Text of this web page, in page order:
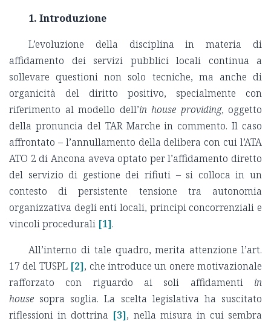
1. Introduzione
L’evoluzione della disciplina in materia di
affidamento dei servizi pubblici locali continua a
sollevare questioni non solo tecniche, ma anche di
organicità del diritto positivo, specialmente con
riferimento al modello dell’in house providing, oggetto
della pronuncia del TAR Marche in commento. Il caso
affrontato – l’annullamento della delibera con cui l’ATA
ATO 2 di Ancona aveva optato per l’affidamento diretto
del servizio di gestione dei rifiuti – si colloca in un
contesto di persistente tensione tra autonomia
organizzativa degli enti locali, principi concorrenziali e
vincoli procedurali [1].
All’interno di tale quadro, merita attenzione l’art.
17 del TUSPL [2], che introduce un onere motivazionale
rafforzato con riguardo ai soli affidamenti in
house sopra soglia. La scelta legislativa ha suscitato
riflessioni in dottrina [3], nella misura in cui sembra